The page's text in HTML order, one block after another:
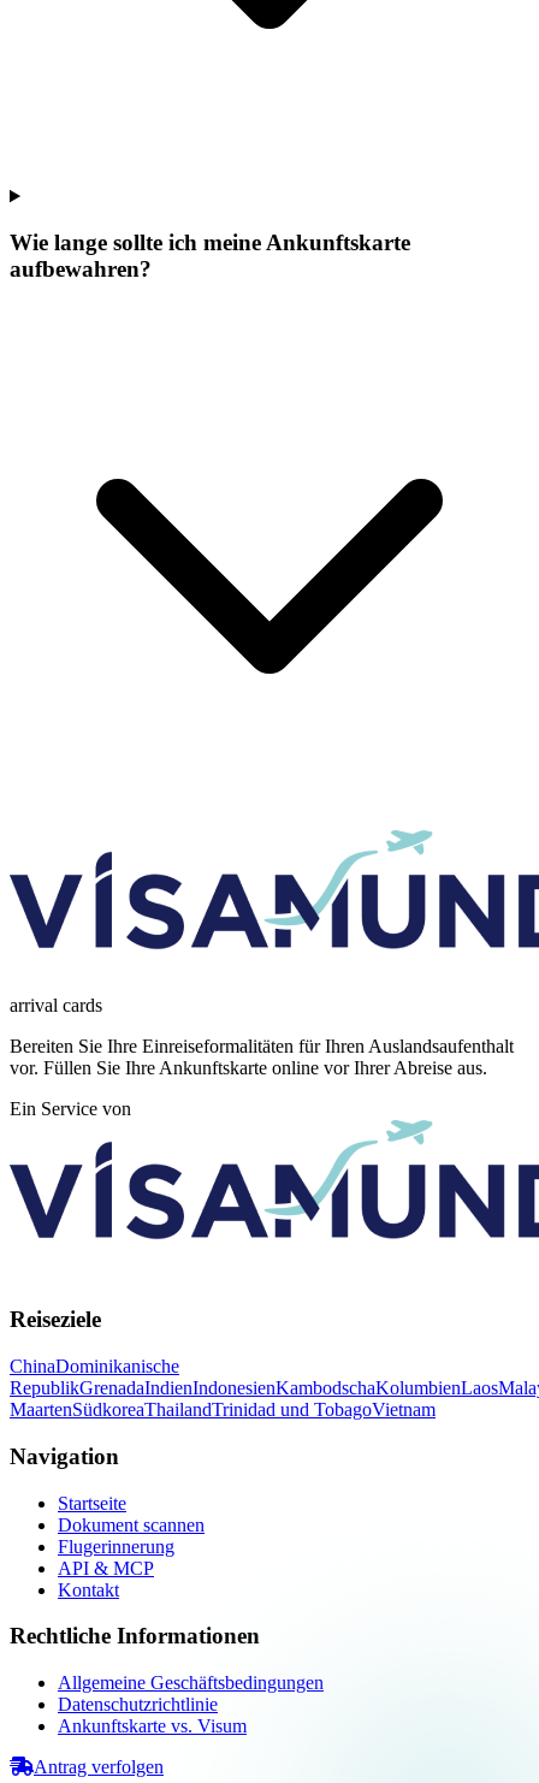
Wie lange sollte ich meine Ankunftskarte
aufbewahren?
arrival cards
Bereiten Sie Ihre Einreiseformalitäten für Ihren Auslandsaufenthalt
vor. Füllen Sie Ihre Ankunftskarte online vor Ihrer Abreise aus.
Ein Service von
Reiseziele
ChinaDominikanische
RepublikGrenadaIndienIndonesienKambodschaKolumbienLaos
MaartenSüdkoreaThailandTrinidad und TobagoVietnam
Navigation
Startseite
Dokument scannen
Flugerinnerung
API & MCP
Kontakt
Rechtliche Informationen
Allgemeine Geschäftsbedingungen
Datenschutzrichtlinie
Ankunftskarte vs. Visum
Antrag verfolgen